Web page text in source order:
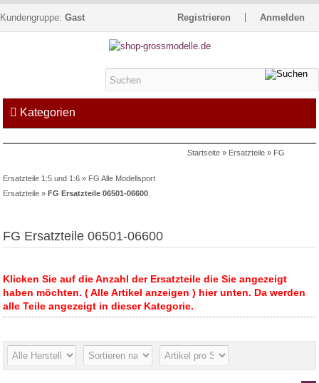
Kundengruppe: Gast Registrieren Anmelden
Kategorien
Startseite » Ersatzteile » FG
Ersatzteile 1:5 und 1:6 » FG Alle Modellsport
Ersatzteile »FG Ersatzteile 06501-06600
FG Ersatzteile 06501-06600
Klicken Sie auf die Anzahl der Ersatzteile die Sie angezeigt
haben möchten. ( Alle Artikel anzeigen ) hier unten. Da werden
alle Teile angezeigt in dieser Kategorie.